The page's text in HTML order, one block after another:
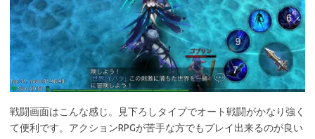
戦闘画面はこんな感じ。見下ろしタイプでオート戦闘がかなり強く
て便利です。アクションRPGが苦手な方でもプレイ出来るのが良い